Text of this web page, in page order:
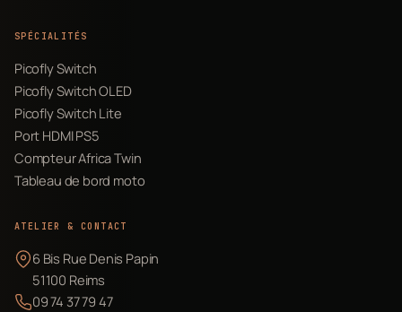
SPÉCIALITÉS
Picofly Switch
Picofly Switch OLED
Picofly Switch Lite
Port HDMI PS5
Compteur Africa Twin
Tableau de bord moto
ATELIER & CONTACT
6 Bis Rue Denis Papin
51100 Reims
09 74 37 79 47